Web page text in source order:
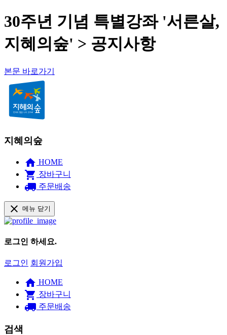
30주년 기념 특별강좌 '서른살,
지혜의숲' > 공지사항
본문 바로가기
지혜의숲
home HOME
shopping_cart 장바구니
local_shipping 주문배송
close 메뉴 닫기
로그인 하세요.
로그인 회원가입
home HOME
shopping_cart 장바구니
local_shipping 주문배송
검색